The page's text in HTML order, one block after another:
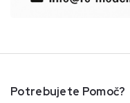
Potrebujete Pomoč?